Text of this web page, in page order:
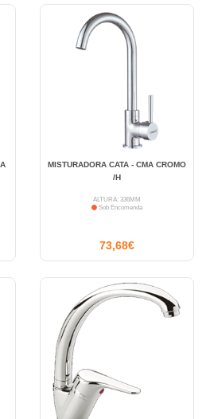
MISTURADORA CATA - CMA CROMO
/H
ALTURA: 336MM
Sob Encomenda
73,68€